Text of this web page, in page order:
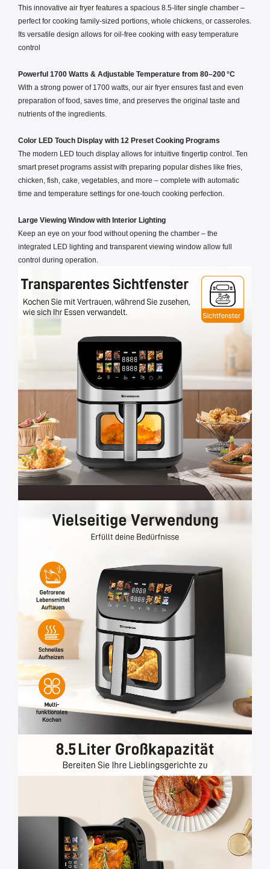
This innovative air fryer features a spacious 8.5-liter single chamber –
perfect for cooking family-sized portions, whole chickens, or casseroles.
Its versatile design allows for oil-free cooking with easy temperature
control
Powerful 1700 Watts & Adjustable Temperature from 80–200 °C
With a strong power of 1700 watts, our air fryer ensures fast and even
preparation of food, saves time, and preserves the original taste and
nutrients of the ingredients.
Color LED Touch Display with 12 Preset Cooking Programs
The modern LED touch display allows for intuitive fingertip control. Ten
smart preset programs assist with preparing popular dishes like fries,
chicken, fish, cake, vegetables, and more – complete with automatic
time and temperature settings for one-touch cooking perfection.
Large Viewing Window with Interior Lighting
Keep an eye on your food without opening the chamber – the
integrated LED lighting and transparent viewing window allow full
control during operation.